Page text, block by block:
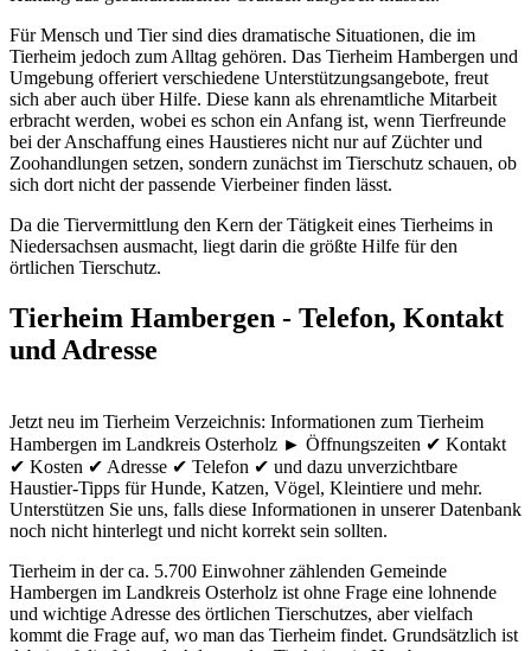
Für Mensch und Tier sind dies dramatische Situationen, die im
Tierheim jedoch zum Alltag gehören. Das Tierheim Hambergen und
Umgebung offeriert verschiedene Unterstützungsangebote, freut
sich aber auch über Hilfe. Diese kann als ehrenamtliche Mitarbeit
erbracht werden, wobei es schon ein Anfang ist, wenn Tierfreunde
bei der Anschaffung eines Haustieres nicht nur auf Züchter und
Zoohandlungen setzen, sondern zunächst im Tierschutz schauen, ob
sich dort nicht der passende Vierbeiner finden lässt.
Da die Tiervermittlung den Kern der Tätigkeit eines Tierheims in
Niedersachsen ausmacht, liegt darin die größte Hilfe für den
örtlichen Tierschutz.
Tierheim Hambergen - Telefon, Kontakt
und Adresse
Jetzt neu im Tierheim Verzeichnis: Informationen zum Tierheim
Hambergen im Landkreis Osterholz ► Öffnungszeiten ✔ Kontakt
✔ Kosten ✔ Adresse ✔ Telefon ✔ und dazu unverzichtbare
Haustier-Tipps für Hunde, Katzen, Vögel, Kleintiere und mehr.
Unterstützen Sie uns, falls diese Informationen in unserer Datenbank
noch nicht hinterlegt und nicht korrekt sein sollten.
Tierheim in der ca. 5.700 Einwohner zählenden Gemeinde
Hambergen im Landkreis Osterholz ist ohne Frage eine lohnende
und wichtige Adresse des örtlichen Tierschutzes, aber vielfach
kommt die Frage auf, wo man das Tierheim findet. Grundsätzlich ist